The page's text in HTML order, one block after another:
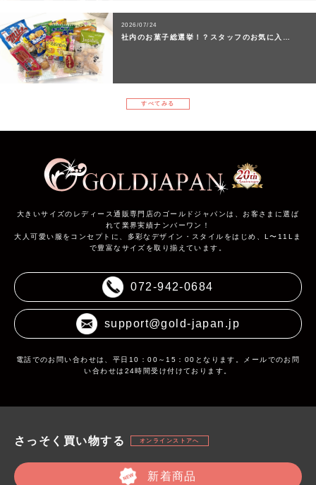
2026/07/24
社内のお菓子総選挙！？スタッフのお気に入…
すべてみる
大きいサイズのレディース通販専門店のゴールドジャパンは、お客さまに選ば
れて業界実績ナンバーワン！
大人可愛い服をコンセプトに、多彩なデザイン・スタイルをはじめ、L〜11Lま
で豊富なサイズを取り揃えています。
072-942-0684
support@gold-japan.jp
電話でのお問い合わせは、平日10：00～15：00となります。メールでのお問
い合わせは24時間受け付けております。
さっそく買い物する オンラインストアへ
新着商品